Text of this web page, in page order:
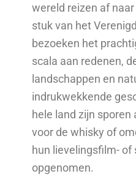
wereld reizen af
stuk van het
bezoeken het
scala aan redenen,
landschappen en
indrukwekkende
hele land zijn
voor de whisky of
hun lievelingsfilm- of
opgenomen.